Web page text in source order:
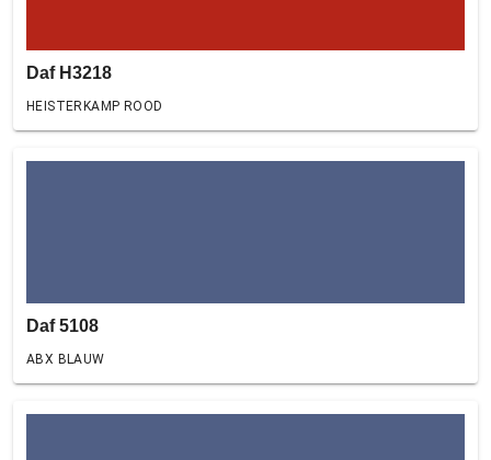
Daf H3218
HEISTERKAMP ROOD
Daf 5108
ABX BLAUW